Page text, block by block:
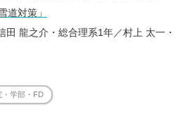
道対策」
田 龍之介・総合理系1年／村上 太一・
・学部・FD